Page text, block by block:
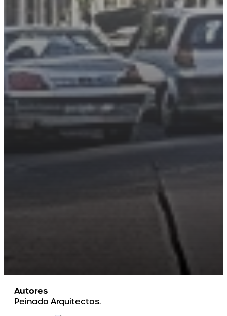
Autores
Peinado Arquitectos.